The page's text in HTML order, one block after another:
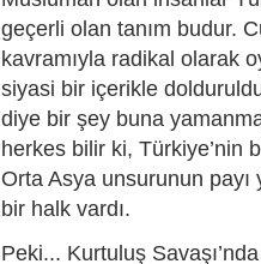
geçerli olan tanım budur.
kavramıyla radikal olarak
siyasi bir içerikle
diye bir şey buna
herkes bilir ki, Türkiye’nin
Orta Asya unsurunun payı
bir halk vardı.
Peki... Kurtuluş